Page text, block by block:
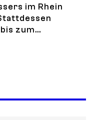
im Rhein
zum...